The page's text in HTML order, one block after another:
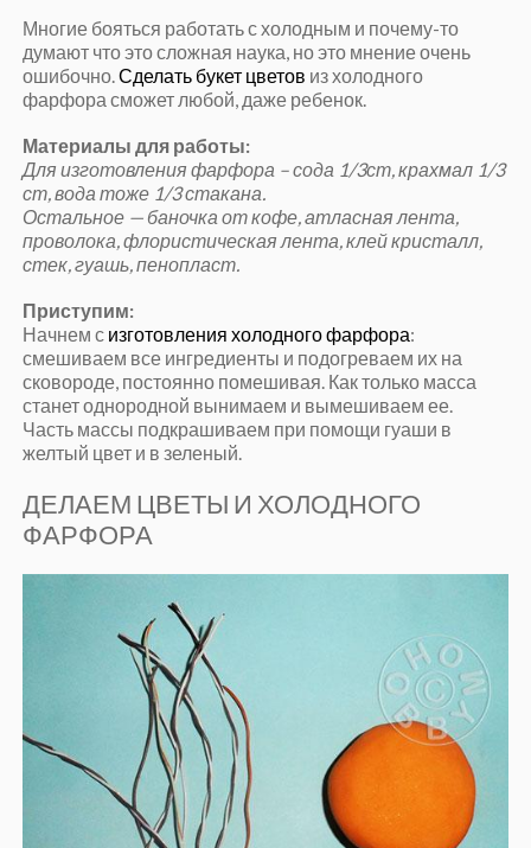
Многие бояться работать с холодным и почему-то
думают что это сложная наука, но это мнение очень
ошибочно.Сделать букет цветов из холодного
фарфора сможет любой, даже ребенок.
Материалы для работы:
Для изготовления фарфора – сода 1/3ст, крахмал 1/3
ст, вода тоже 1/3 стакана.
Остальное — баночка от кофе, атласная лента,
проволока, флористическая лента, клей кристалл,
стек, гуашь, пенопласт.
Приступим:
Начнем с изготовления холодного фарфора:
смешиваем все ингредиенты и подогреваем их на
сковороде, постоянно помешивая. Как только масса
станет однородной вынимаем и вымешиваем ее.
Часть массы подкрашиваем при помощи гуаши в
желтый цвет и в зеленый.
ДЕЛАЕМ ЦВЕТЫ И ХОЛОДНОГО
ФАРФОРА